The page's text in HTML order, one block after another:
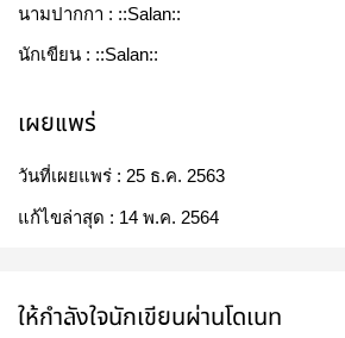
นามปากกา : ::Salan::
นักเขียน : ::Salan::
เผยแพร่
วันที่เผยแพร่ : 25 ธ.ค. 2563
แก้ไขล่าสุด : 14 พ.ค. 2564
ให้กำลังใจนักเขียนผ่านโดเนท